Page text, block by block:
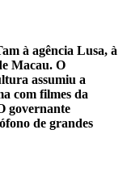
à agência Lusa, à
Macau. O
assumiu a
com filmes da
governante
de grandes